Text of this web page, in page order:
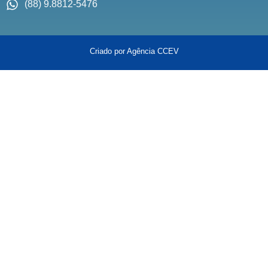
(88) 9.8812-5476
Criado por Agência CCEV